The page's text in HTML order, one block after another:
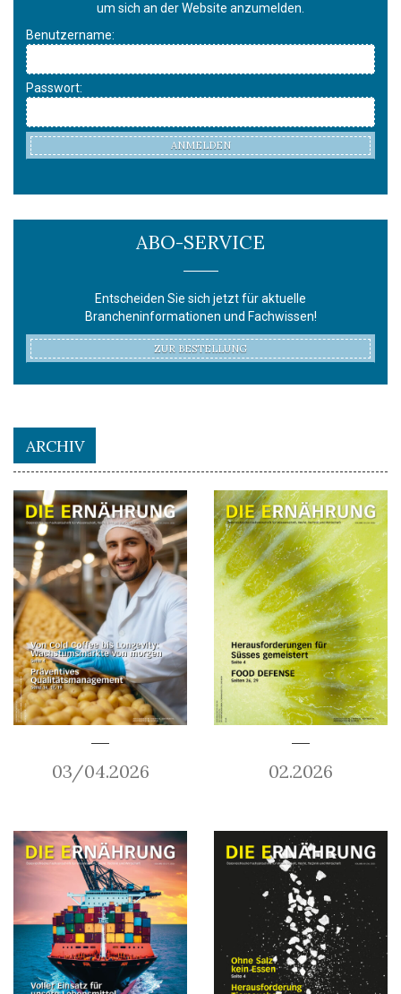
um sich an der Website anzumelden.
Benutzername:
Passwort:
ANMELDEN
ABO-SERVICE
Entscheiden Sie sich jetzt für aktuelle
Brancheninformationen und Fachwissen!
ZUR BESTELLUNG
ARCHIV
03/04.2026 02.2026